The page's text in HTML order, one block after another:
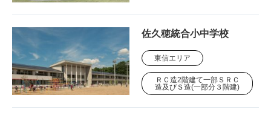
佐久穂統合小中学校
東信エリア
ＲＣ造2階建て一部ＳＲＣ
造及びＳ造(一部分３階建)